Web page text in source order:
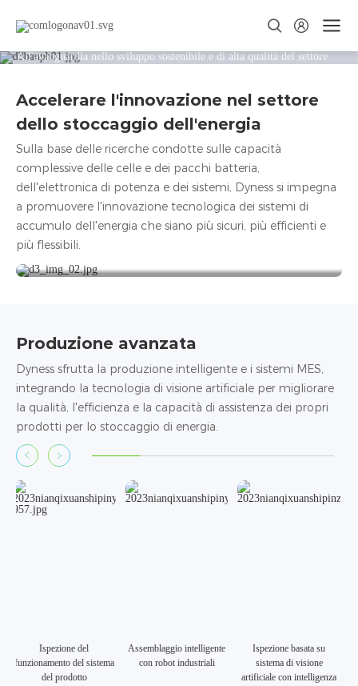
Ricerca e innovazione
All'avanguardia nello sviluppo sostenibile e di alta qualità del settore
alle tecnologie all'avanguardia.
Accelerare l'innovazione nel settore
dello stoccaggio dell'energia
Sulla base delle ricerche condotte sulle capacità
complessive delle celle e dei pacchi batteria,
dell'elettronica di potenza e dei sistemi, Dyness si impegna
a promuovere l'innovazione tecnologica dei sistemi di
accumulo dell'energia che siano più sicuri, più efficienti e
più flessibili.
240+
Produzione avanzata
Dyness sfrutta la produzione intelligente e i sistemi MES,
integrando la tecnologia di visione artificiale per migliorare
la qualità, l'efficienza e la capacità di assistenza dei propri
prodotti per lo stoccaggio di energia.
Ispezione del
funzionamento del sistema
del prodotto
Assemblaggio intelligente
con robot industriali
Ispezione basata su
sistema di visione
artificiale con intelligenza